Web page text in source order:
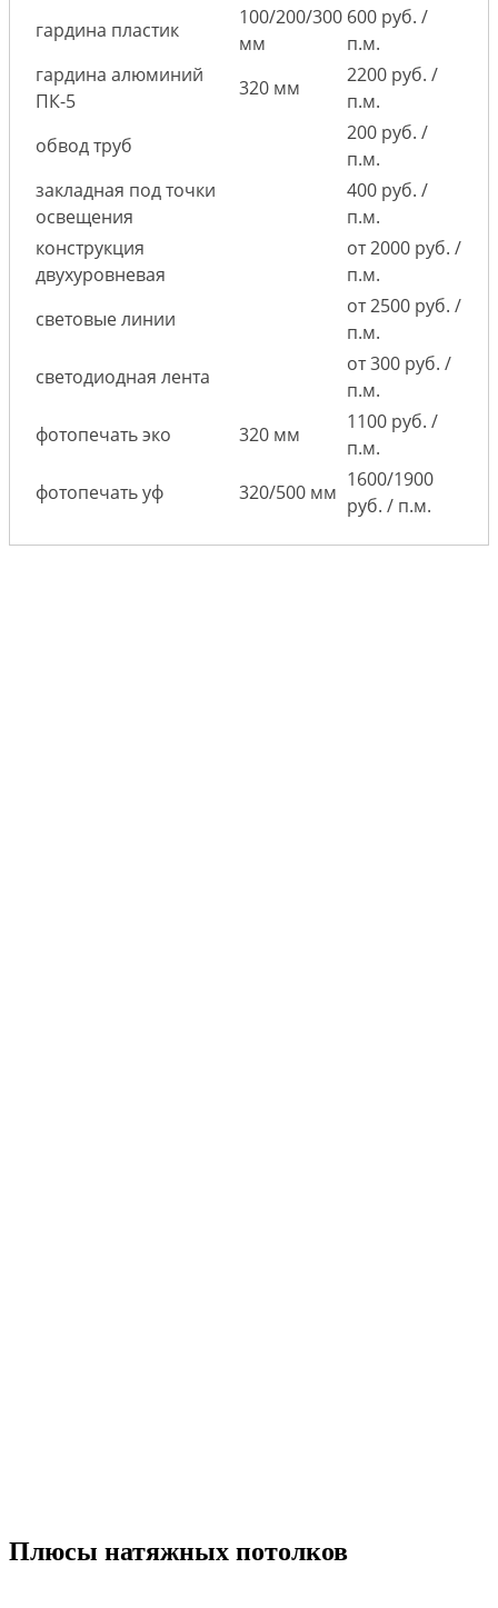
гардина пластик
100/200/300
мм
600 руб. /
п.м.
гардина алюминий
ПК-5
320 мм
2200 руб. /
п.м.
обвод труб
200 руб. /
п.м.
закладная под точки
освещения
400 руб. /
п.м.
конструкция
двухуровневая
от 2000 руб. /
п.м.
световые линии
от 2500 руб. /
п.м.
светодиодная лента
от 300 руб. /
п.м.
фотопечать эко
320 мм
1100 руб. /
п.м.
фотопечать уф
320/500 мм
1600/1900
руб. / п.м.
Плюсы натяжных потолков